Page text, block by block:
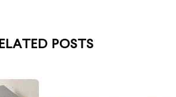
POSTS